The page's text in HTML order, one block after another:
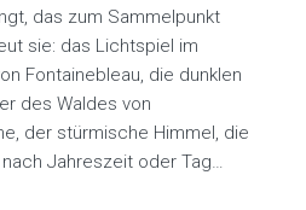
das zum Sammelpunkt
sie: das Lichtspiel im
Fontainebleau, die dunklen
des Waldes von
der stürmische Himmel, die
Jahreszeit oder Tag…